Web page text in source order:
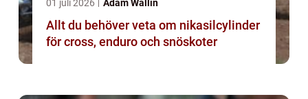
01 juli 2026 Adam Wallin
Allt du behöver veta om nikasilcylinder
för cross, enduro och snöskoter